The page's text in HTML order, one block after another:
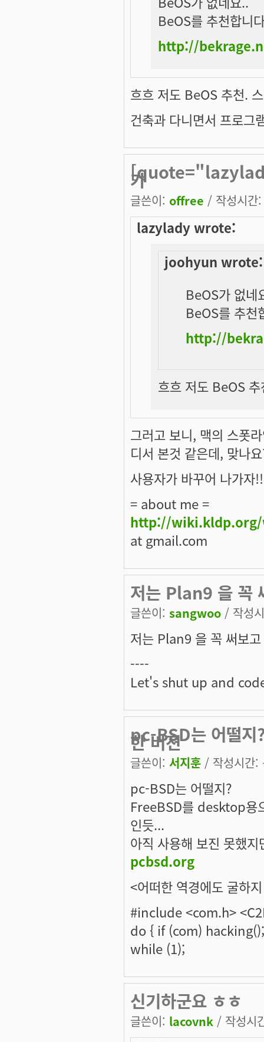
BeOS를 추천합니
http://
흐흐 저도 BeOS 추천.
건축과 다니면서 프로그
가
글쓴이: offree / 작성시
lazylady wrote:
joohyun wrote:
BeOS가 없네
BeOS를 추천
http://
흐흐 저도 BeOS
그러고 보니, 맥의 스폿
디서 본것 같은데, 맞나
사용자가 바꾸어 나가자!!
= about me =
http://
at gmail.com
저는 Plan9 을 꼭
글쓴이: sangwoo / 작성
저는 Plan9 을 꼭 써보
----
Let's shut up and
pc-BSD는 어떨
한 버젼
글쓴이: 서지훈 / 작성시간
pc-BSD는 어떨지?
FreeBSD를 desktop용
인듯...
아직 사용해 보진 못했
pcbsd.org
<어떠한 역경에도 굴하
#include <com.h>
do { if (com)
while (1);
신기하군요 ㅎㅎ
글쓴이: lacovnk / 작성시